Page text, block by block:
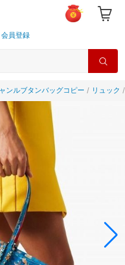
会員登録
ンルブタンバッグコピー リュック